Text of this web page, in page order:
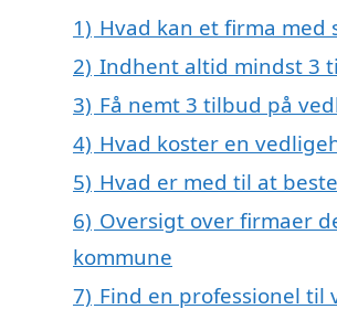
1) Hvad kan et firma
2) Indhent altid mindst 3
3) Få nemt 3 tilbud på
4) Hvad koster en
5) Hvad er med til at
6) Oversigt over firmaer
kommune
7) Find en professionel